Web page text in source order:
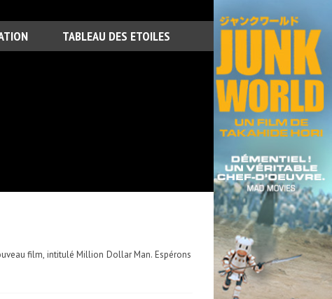
TABLEAU DES ETOILES
film, intitulé Million Dollar Man. Espérons